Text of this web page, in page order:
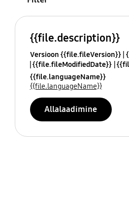
{{file.description}}
Versioon {{file.fileVersion}}
{{file.fileModifiedDate}}
{{file.languageName}}
{{file.languageName}}
Allalaadimine